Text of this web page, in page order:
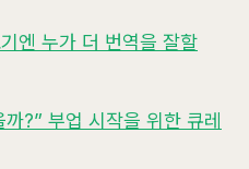
엔 누가 더 번역을 잘할
?” 부업 시작을 위한 큐레